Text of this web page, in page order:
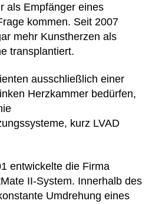
als Empfänger eines
kommen. Seit 2007
mehr Kunstherzen als
transplantiert.
ausschließlich einer
Herzkammer bedürfen,
kurz LVAD
entwickelte die Firma
II-System. Innerhalb des
Umdrehung eines